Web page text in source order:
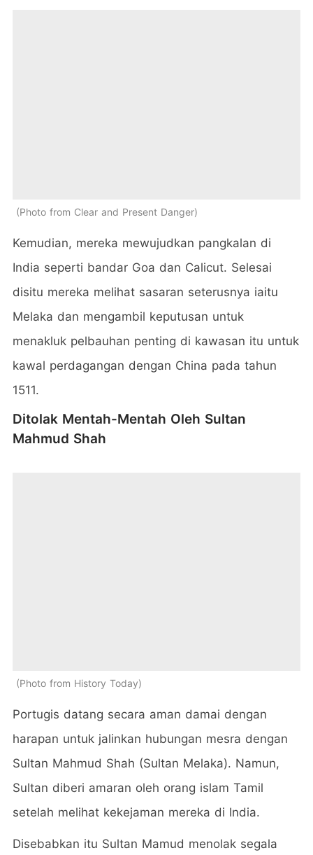
Photo from Clear and Present Danger
Kemudian, mereka mewujudkan pangkalan di
India seperti bandar Goa dan Calicut. Selesai
disitu mereka melihat sasaran seterusnya iaitu
Melaka dan mengambil keputusan untuk
menakluk pelbauhan penting di kawasan itu untuk
kawal perdagangan dengan China pada tahun
1511.
Ditolak Mentah-Mentah Oleh Sultan
Mahmud Shah
Photo from History Today
Portugis datang secara aman damai dengan
harapan untuk jalinkan hubungan mesra dengan
Sultan Mahmud Shah (Sultan Melaka). Namun,
Sultan diberi amaran oleh orang islam Tamil
setelah melihat kekejaman mereka di India.
Disebabkan itu Sultan Mamud menolak segala